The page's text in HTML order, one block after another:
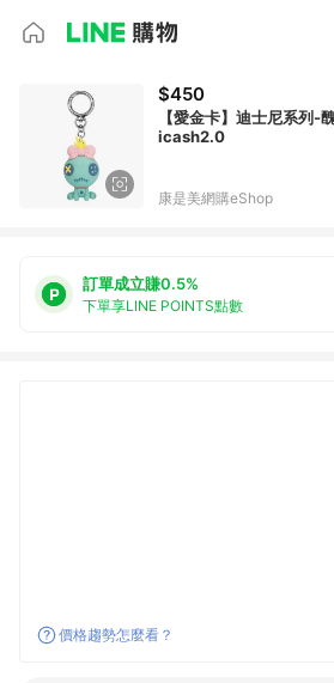
$450
【愛金卡】迪士尼系列-
icash2.0
康是美網購eShop
訂單成立賺0.5%
下單享LINE POINTS點數
價格趨勢怎麼看？